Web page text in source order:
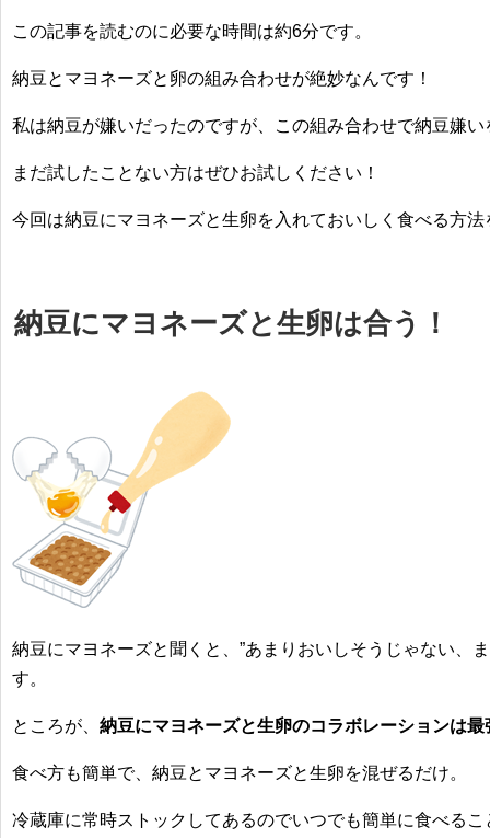
a
a
g
i
l
この記事を読むのに必要な時間は約6分です。
納豆とマヨネーズと卵の組み合わせが絶妙なんです！
私は納豆が嫌いだったのですが、 この組み合わせで納豆嫌い
まだ試したことない方はぜひお試しください！
今回は納豆にマヨネーズと生卵を入れておいしく食べる方
納豆にマヨネーズと生卵は合う！
納豆にマヨネーズと聞くと、”あまりおいしそうじゃない、
す。
ところが、 納豆にマヨネーズと生卵のコラボレーションは
食べ方も簡単で、納豆とマヨネーズと生卵を混ぜるだけ。
冷蔵庫に常時ストックしてあるのでいつでも簡単に食べる